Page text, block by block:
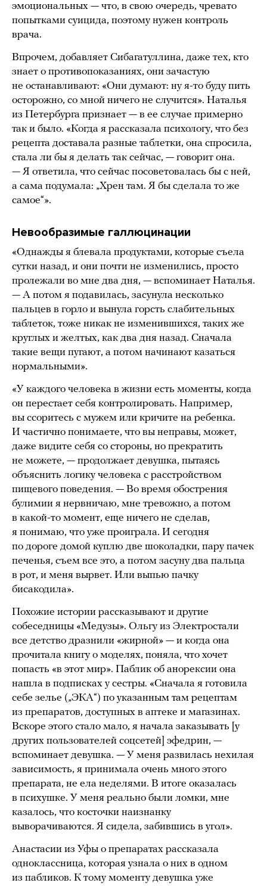
эмоциональных — что, в свою очередь, чревато
попытками суицида, поэтому нужен контроль
врача.
Впрочем, добавляет Сибагатуллина, даже тех, кто
знает о противопоказаниях, они зачастую
не останавливают: «Они думают: ну я-то буду пить
осторожно, со мной ничего не случится». Наталья
из Петербурга признает — в ее случае примерно
так и было. «Когда я рассказала психологу, что без
рецепта доставала разные таблетки, она спросила,
стала ли бы я делать так сейчас, — говорит она.
— Я ответила, что сейчас посоветовалась бы с ней,
а сама подумала: „Хрен там. Я бы сделала то же
самое“».
Невообразимые галлюцинации
«Однажды я блевала продуктами, которые съела
сутки назад, и они почти не изменились, просто
пролежали во мне два дня, — вспоминает Наталья.
— А потом я подавилась, засунула несколько
пальцев в горло и вынула горсть слабительных
таблеток, тоже никак не изменившихся, таких же
круглых и желтых, как два дня назад. Сначала
такие вещи пугают, а потом начинают казаться
нормальными».
«У каждого человека в жизни есть моменты, когда
он перестает себя контролировать. Например,
вы ссоритесь с мужем или кричите на ребенка.
И частично понимаете, что вы неправы, может,
даже видите себя со стороны, но прекратить
не можете, — продолжает девушка, пытаясь
объяснить логику человека с расстройством
пищевого поведения. — Во время обострения
булимии я нервничаю, мне тревожно, а потом
в какой-то момент, еще ничего не сделав,
я понимаю, что уже проиграла. И сегодня
по дороге домой куплю две шоколадки, пару пачек
печенья, съем все это, а потом засуну два пальца
в рот, и меня вырвет. Или выпью пачку
бисакодила».
Похожие истории рассказывают и другие
собеседницы «Медузы». Ольгу из Электростали
все детство дразнили «жирной» — и когда она
прочитала книгу о моделях, поняла, что хочет
попасть «в этот мир». Паблик об анорексии она
нашла в подписках у сестры. «Сначала я готовила
себе зелье („ЭКА“) по указанным там рецептам
из препаратов, доступных в аптеке и магазинах.
Вскоре этого стало мало, я начала заказывать [у
других пользователей соцсетей] эфедрин, —
вспоминает девушка. — У меня развилась нехилая
зависимость, я принимала очень много этого
препарата, не ела неделями. В итоге оказалась
в психушке. У меня реально были ломки, мне
казалось, что косточки наизнанку
выворачиваются. Я сидела, забившись в угол».
Анастасии из Уфы о препаратах рассказала
одноклассница, которая узнала о них в одном
из пабликов. К тому моменту девушка уже